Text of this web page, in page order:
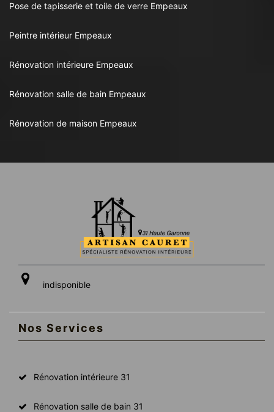
Pose de tapisserie et toile de verre Empeaux
Peintre intérieur Empeaux
Rénovation intérieure Empeaux
Rénovation salle de bain Empeaux
Rénovation de maison Empeaux
indisponible
Nos Services
Rénovation intérieure 31
Rénovation salle de bain 31